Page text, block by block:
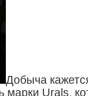
Добыча
Urals,